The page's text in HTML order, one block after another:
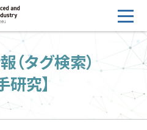
（タグ検索）
研究】